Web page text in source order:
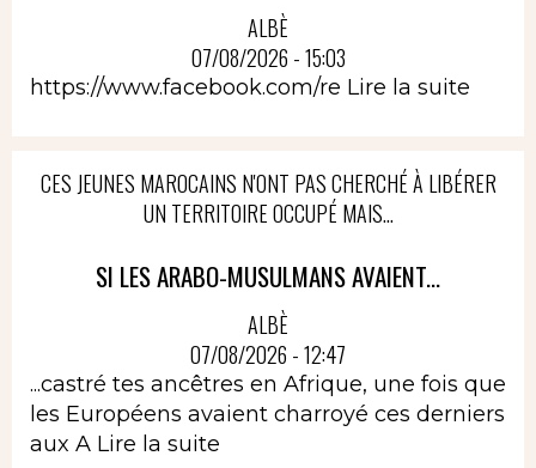
ALBÈ
07/08/2026 - 15:03
https://www.facebook.com/re Lire la suite
CES JEUNES MAROCAINS N'ONT PAS CHERCHÉ À LIBÉRER
UN TERRITOIRE OCCUPÉ MAIS...
SI LES ARABO-MUSULMANS AVAIENT...
ALBÈ
07/08/2026 - 12:47
...castré tes ancêtres en Afrique, une fois que
les Européens avaient charroyé ces derniers
aux A Lire la suite